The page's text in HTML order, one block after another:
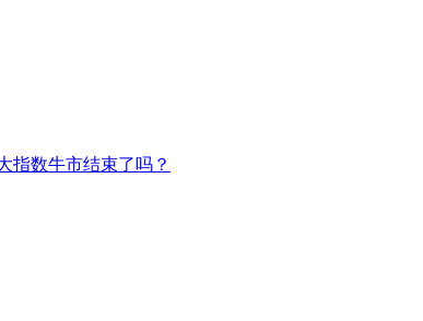
指数牛市结束了吗？